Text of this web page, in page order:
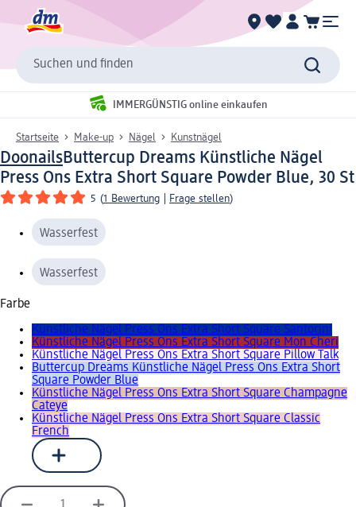
Suchen und finden
IMMERGÜNSTIG online einkaufen
Startseite Make-up Nägel Kunstnägel
DoonailsButtercup Dreams Künstliche Nägel
Press Ons Extra Short Square Powder Blue, 30 St
5 (1 Bewertung Frage stellen)
Wasserfest
Wasserfest
Farbe
Künstliche Nägel Press Ons Extra Short Square Santorini
Künstliche Nägel Press Ons Extra Short Square Mon Cheri
Künstliche Nägel Press Ons Extra Short Square Pillow Talk
Buttercup Dreams Künstliche Nägel Press Ons Extra Short
Square Powder Blue
Künstliche Nägel Press Ons Extra Short Square Champagne
Cateye
Künstliche Nägel Press Ons Extra Short Square Classic
French